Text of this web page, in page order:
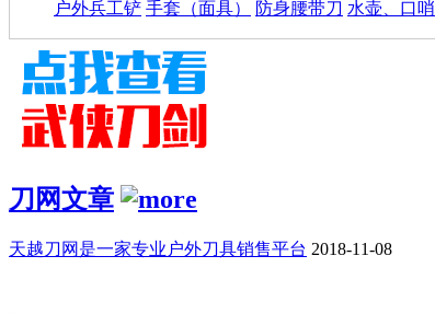
户外兵工铲 手套（面具） 防身腰带刀 水壶、口哨
刀网文章
天越刀网是一家专业户外刀具销售平台 2018-11-08